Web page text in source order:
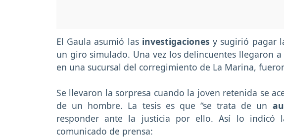
El Gaula asumió las investigacionesy sugirió pagar
un giro simulado. Una vez los delincuentes llegaron
en una sucursal del corregimiento de La Marina,
Se llevaron la sorpresa cuando la joven retenida se
de un hombre. La tesis es que “se trata de un
responder ante la justicia por ello. Así lo indicó
comunicado de prensa: